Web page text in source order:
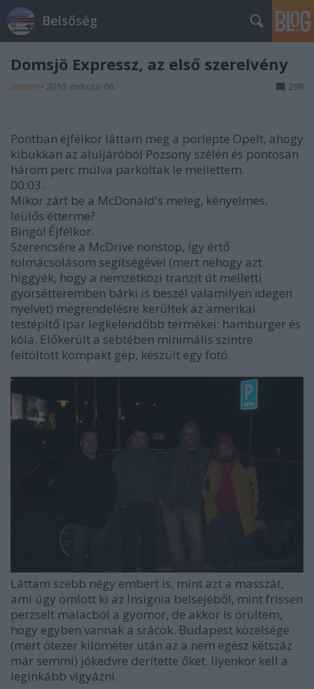
Belsőség
Domsjö Expressz, az első szerelvény
ommm • 2010. március 08. 298
Pontban éjfélkor láttam meg a porlepte Opelt, ahogy
kibukkan az aluljáróból Pozsony szélén és pontosan
három perc múlva parkoltak le mellettem.
00:03.
Mikor zárt be a McDonald's meleg, kényelmes,
leülős étterme?
Bingó! Éjfélkor.
Szerencsére a McDrive nonstop, így értő
tolmácsolásom segítségével (mert nehogy azt
higgyék, hogy a nemzetközi tranzit út melletti
gyorsétteremben bárki is beszél valamilyen idegen
nyelvet) megrendelésre kerültek az amerikai
testépítő ipar legkelendőbb termékei: hamburger és
kóla. Előkerült a sebtében minimális szintre
feltöltött kompakt gép, készült egy fotó.
Láttam szebb négy embert is, mint azt a masszát,
ami úgy omlott ki az Insignia belsejéből, mint frissen
perzselt malacból a gyomor, de akkor is örültem,
hogy egyben vannak a srácok. Budapest közelsége
(mert ötezer kilométer után az a nem egész kétszáz
már semmi) jókedvre derítette őket. Ilyenkor kell a
leginkább vigyázni.